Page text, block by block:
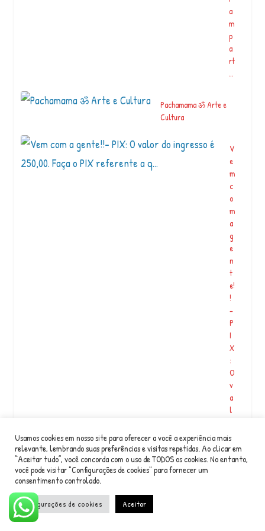
a
m
p
a
rt
…
Pachamama ॐ Arte e
Cultura
V
e
m
c
o
m
a
g
e
n
t
e!
!
–
P
I
X
:
O
v
a
l
r
d
o
Usamos cookies em nosso site para oferecer a você a experiência mais
relevante, lembrando suas preferências e visitas repetidas. Ao clicar em
“Aceitar tudo”, você concorda com o uso de TODOS os cookies. No entanto,
você pode visitar "Configurações de cookies" para fornecer um
consentimento controlado.
Configurações de cookies Aceitar